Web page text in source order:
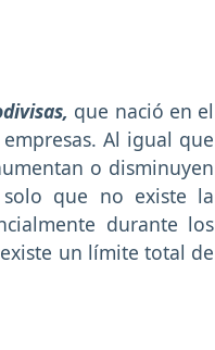
que nació en el
Al igual que
o disminuyen
que no existe la
durante los
un límite total de